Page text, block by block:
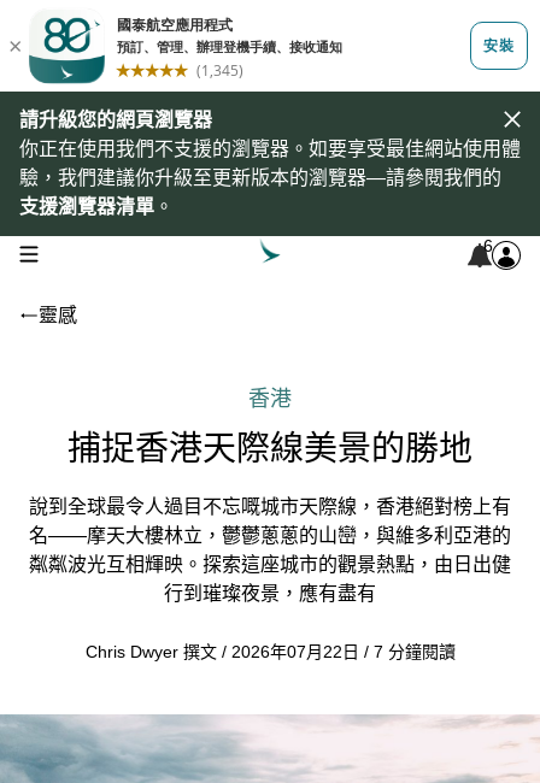
請升級您的網頁瀏覽器
你正在使用我們不支援的瀏覽器。如要享受最佳網站使用體
驗，我們建議你升級至更新版本的瀏覽器—請參閱我們的
支援瀏覽器清單 。
open navigation menu 6
靈感
香港
捕捉香港天際線美景的勝地
說到全球最令人過目不忘嘅城市天際線，香港絕對榜上有
名——摩天大樓林立，鬱鬱蔥蔥的山巒，與維多利亞港的
粼粼波光互相輝映。探索這座城市的觀景熱點，由日出健
行到璀璨夜景，應有盡有
Chris Dwyer 撰文 / 2026年07月22日 / 7 分鐘閱讀